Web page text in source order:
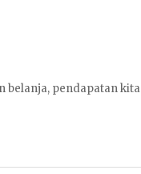
belanja, pendapatan kita